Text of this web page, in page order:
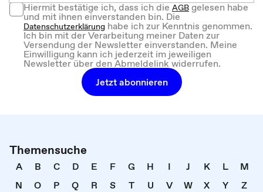
Hiermit bestätige ich, dass ich dieAGBgelesen habe
und mit ihnen einverstanden bin. Die
Datenschutzerklärung habe ich zur Kenntnis genommen.
Ich bin mit der Verarbeitung meiner Daten zur
Versendung der Newsletter einverstanden. Meine
Einwilligung kann ich jederzeit im jeweiligen
Newsletter über den Abmeldelink widerrufen.
Jetzt abonnieren
Themensuche
A B C D E F G H I J K L
M
N
O P Q R S T U V W X Y
Z